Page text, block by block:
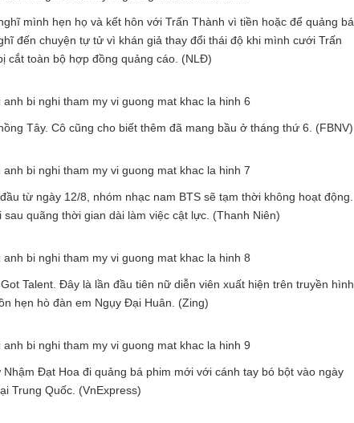
mình hẹn họ và kết hôn với Trấn Thành vì tiền hoặc để quảng bá
đến chuyện tự tử vì khán giả thay đổi thái độ khi mình cưới Trấn
cắt toàn bộ hợp đồng quảng cáo. (NLĐ)
Tây. Cô cũng cho biết thêm đã mang bầu ở tháng thứ 6. (FBNV)
từ ngày 12/8, nhóm nhạc nam BTS sẽ tạm thời không hoạt động.
quãng thời gian dài làm việc cật lực. (Thanh Niên)
Talent. Đây là lần đầu tiên nữ diễn viên xuất hiện trên truyền hình
hẹn hò đàn em Ngụy Đại Huân. (Zing)
Đạt Hoa đi quảng bá phim mới với cánh tay bó bột vào ngày
Trung Quốc. (VnExpress)